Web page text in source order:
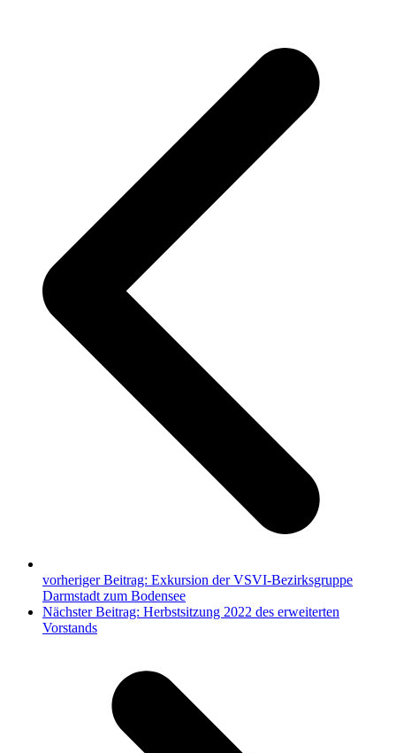
vorheriger Beitrag: Exkursion der VSVI-Bezirksgruppe
Darmstadt zum Bodensee
Nächster Beitrag: Herbstsitzung 2022 des erweiterten
Vorstands